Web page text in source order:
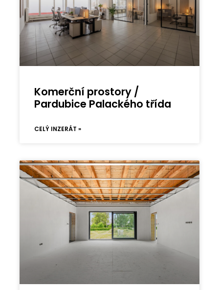
Komerční prostory /
Pardubice Palackého třída
CELÝ INZERÁT »